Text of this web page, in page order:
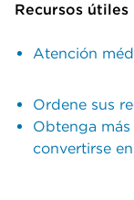
Recursos útiles
Atención
Ordene sus
Obtenga
convertirse